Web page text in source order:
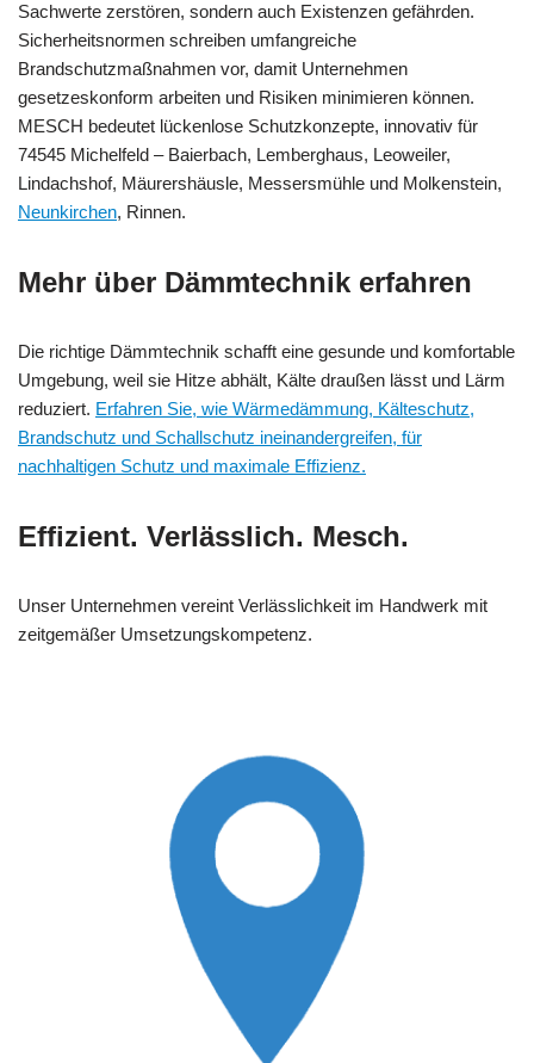
Sachwerte zerstören, sondern auch Existenzen gefährden.
Sicherheitsnormen schreiben umfangreiche
Brandschutzmaßnahmen vor, damit Unternehmen
gesetzeskonform arbeiten und Risiken minimieren können.
MESCH bedeutet lückenlose Schutzkonzepte, innovativ für
74545 Michelfeld – Baierbach, Lemberghaus, Leoweiler,
Lindachshof, Mäurershäusle, Messersmühle und Molkenstein,
Neunkirchen, Rinnen.
Mehr über Dämmtechnik erfahren
Die richtige Dämmtechnik schafft eine gesunde und komfortable
Umgebung, weil sie Hitze abhält, Kälte draußen lässt und Lärm
reduziert. Erfahren Sie, wie Wärmedämmung, Kälteschutz,
Brandschutz und Schallschutz ineinandergreifen, für
nachhaltigen Schutz und maximale Effizienz.
Effizient. Verlässlich. Mesch.
Unser Unternehmen vereint Verlässlichkeit im Handwerk mit
zeitgemäßer Umsetzungskompetenz.